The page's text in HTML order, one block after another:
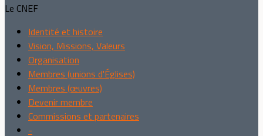
Le CNEF
Identité et histoire
Vision, Missions, Valeurs
Organisation
Membres (unions d'Églises)
Membres (œuvres)
Devenir membre
Commissions et partenaires
-